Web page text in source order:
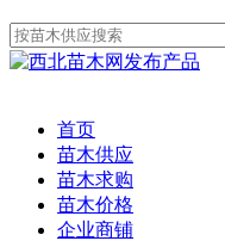
发布产品
首页
苗木供应
苗木求购
苗木价格
企业商铺